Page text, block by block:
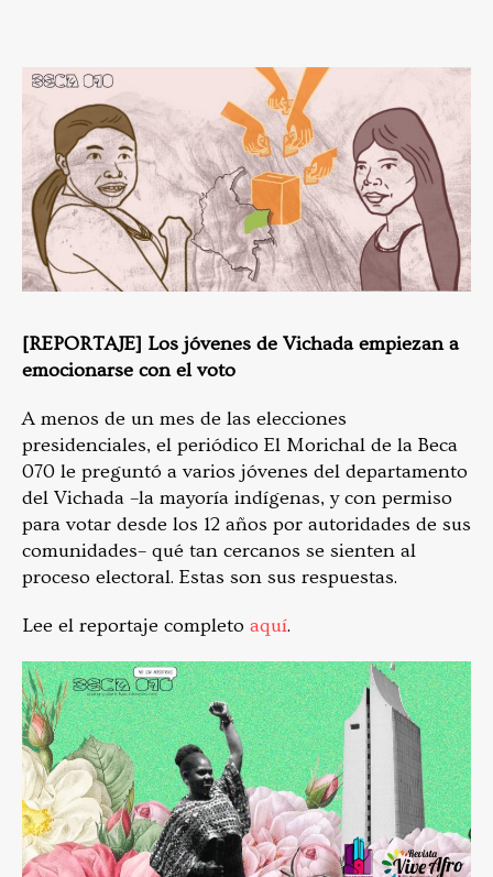
[REPORTAJE] Los jóvenes de Vichada empiezan a
emocionarse con el voto
A menos de un mes de las elecciones
presidenciales, el periódico El Morichal de la Beca
070 le preguntó a varios jóvenes del departamento
del Vichada –la mayoría indígenas, y con permiso
para votar desde los 12 años por autoridades de sus
comunidades– qué tan cercanos se sienten al
proceso electoral. Estas son sus respuestas.
Lee el reportaje completo aquí.